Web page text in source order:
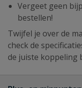
Vergeet geen
bestellen!
Twijfel je over de
check de
de juiste koppeling